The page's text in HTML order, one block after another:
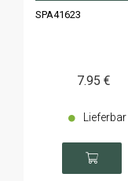
SPA41623
7.95 €
Lieferbar